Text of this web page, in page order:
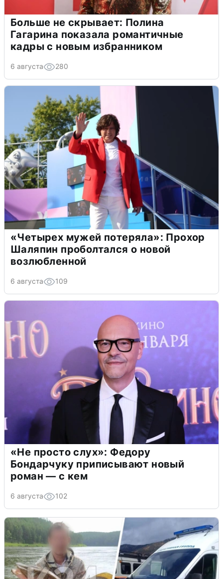
Больше не скрывает: Полина
Гагарина показала романтичные
кадры с новым избранником
6 августа 280
«Четырех мужей потеряла»: Прохор
Шаляпин проболтался о новой
возлюбленной
6 августа 109
«Не просто слух»: Федору
Бондарчуку приписывают новый
роман — с кем
6 августа 102